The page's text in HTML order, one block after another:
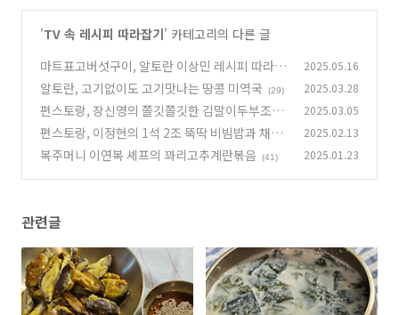
'TV 속 레시피 따라잡기' 카테고리의 다른 글
마트표고버섯구이, 알토란 이상민 레시피 따라하
기 (39)
2025.05.16
알토란, 고기없이도 고기맛나는 땅콩 미역국 (29) 2025.03.28
편스토랑, 장신영의 쫄깃쫄깃한 김말이두부조림
(47)
2025.03.05
편스토랑, 이정현의 1석 2조 뚝딱 비빔밥과 채수
된장국
(36)
2025.02.13
복주머니 이연복 셰프의 꽈리고추계란볶음 (41) 2025.01.23
관련글